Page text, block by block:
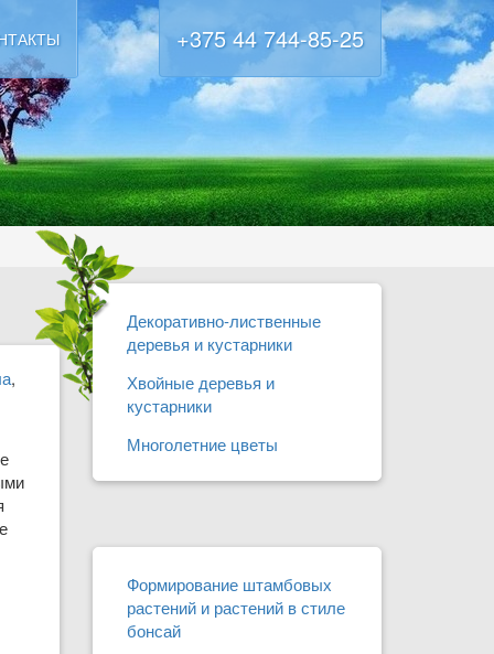
+375 44 744-85-25
,
Декоративно-лиственные
деревья и кустарники
Хвойные деревья и
кустарники
Многолетние цветы
Формирование штамбовых
растений и растений в стиле
бонсай